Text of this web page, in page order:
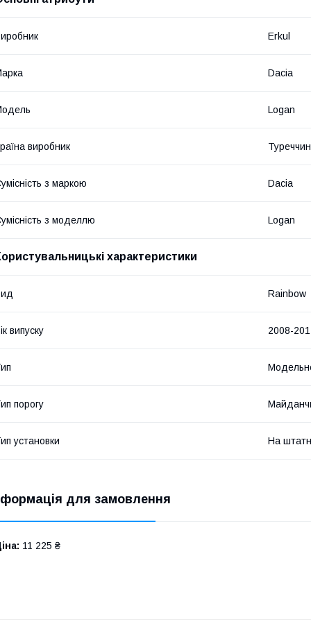
Erkul
Dacia
Logan
виробник
з маркою Dacia
з моделлю Logan
характеристики
Rainbow
випуску 2008-
порогу
установки На
для замовлення
11 225 ₴